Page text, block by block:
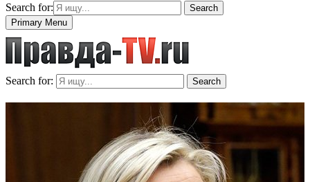
Search for:
Search
Primary Menu
Search for: Search